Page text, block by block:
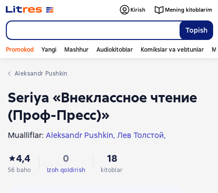
Topish
Kirish Mening kitoblarim
Promokod Yangi Mashhur Audiokitoblar Komikslar va vebtunlar
Aleksandr Pushkin
Seriya «Внеклассное чтение
(Проф-Пресс)»
Mualliflar: Aleksandr Pushkin Лев Толстой
Братья Гримм
Аркадий Гайдар
Пётр Ершов Павел Бажов Алексей Толстой
4,4
56 baho
0
Izoh qoldirish
18
kitoblar